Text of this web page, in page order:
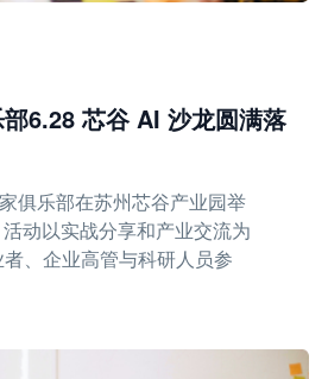
6.28 芯谷 AI 沙龙圆满落
俱乐部在苏州芯谷产业园举
动以实战分享和产业交流为
、企业高管与科研人员参